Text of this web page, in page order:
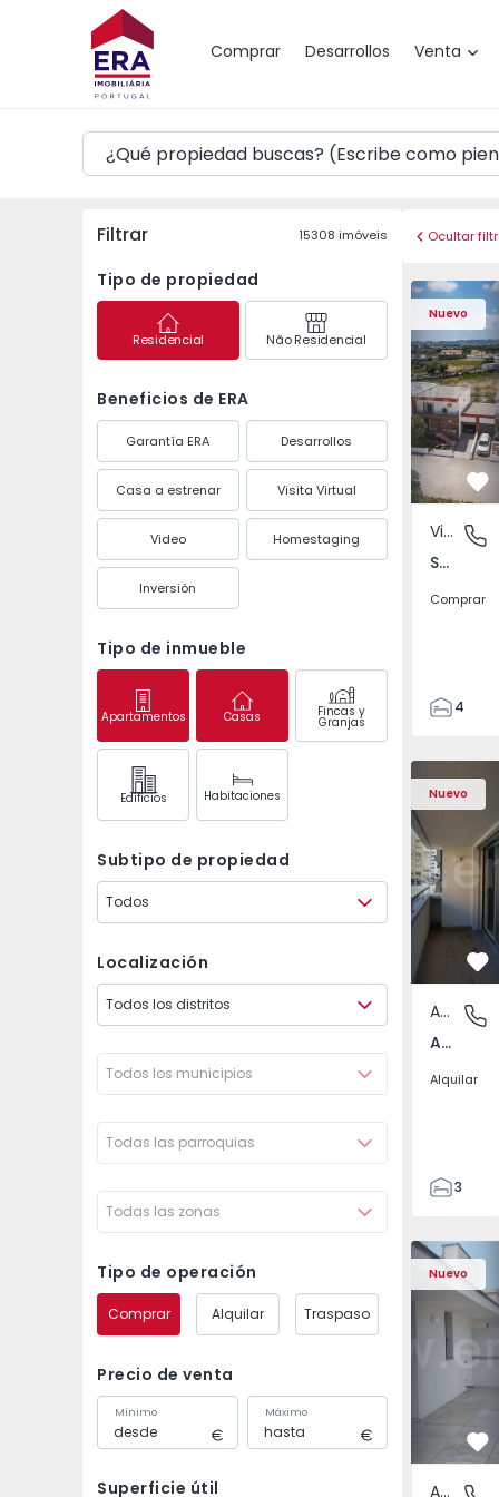
Comprar Desarrollos Venta
Mapa
Filtrar 15308 imóveis
Tipo de propiedad
Residencial Não Residencial
Beneficios de ERA
Garantía ERA Desarrollos
Casa a estrenar Visita Virtual
Video Homestaging
Inversión
Tipo de inmueble
Apartamentos Casas Fincas y
Granjas
Edifícios Habitaciones
Subtipo de propiedad
Todos
Localización
Todos los distritos
Todos los municipios
Todas las parroquias
Todas las zonas
Tipo de operación
Comprar Alquilar Traspaso
Precio de venta
Mínimo Máximo
Superficie útil
Ocultar
Nuevo
Vivienda Pareada
Vivienda
São
Vivienda Pareada
São João das Lampas e Terrugem, Lisboa
Comprar
4
135
193
240
Nuevo
Apartamento T2
Av.
Apartamento
Av. Boavista, Porto
Alquilar
3
132
142
2
Nuevo
Apartamento T2
Apartamento